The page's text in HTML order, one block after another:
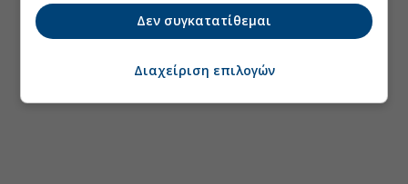
Δεν συγκατατίθεμαι
Διαχείριση επιλογών